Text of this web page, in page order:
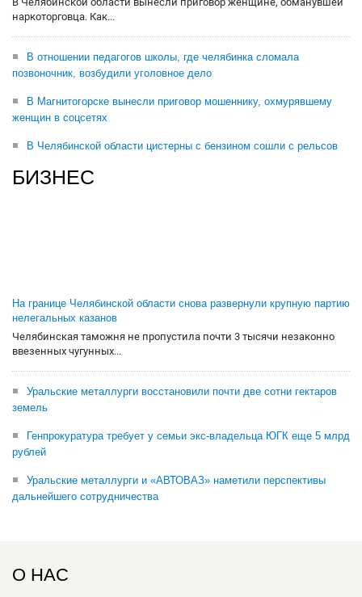
наркоторговца. Как...
В отношении педагогов школы, где челябинка сломала
позвоночник, возбудили уголовное дело
В Магнитогорске вынесли приговор мошеннику, охмурявшему
женщин в соцсетях
В Челябинской области цистерны с бензином сошли с рельсов
БИЗНЕС
На границе Челябинской области снова развернули крупную партию
нелегальных казанов
Челябинская таможня не пропустила почти 3 тысячи незаконно
ввезенных чугунных...
Уральские металлурги восстановили почти две сотни гектаров
земель
Генпрокуратура требует у семьи экс-владельца ЮГК еще 5 млрд
рублей
Уральские металлурги и «АВТОВАЗ» наметили перспективы
дальнейшего сотрудничества
О НАС